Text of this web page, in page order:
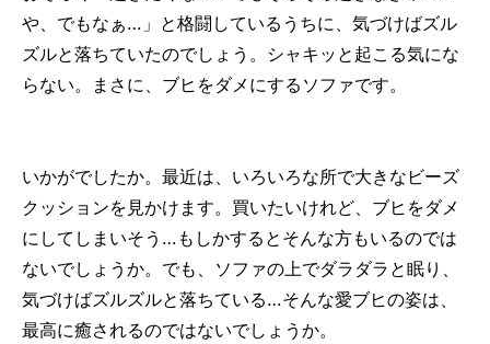
や、でもなぁ…」と格闘しているうちに、気づけばズル
ズルと落ちていたのでしょう。シャキッと起こる気にな
らない。まさに、ブヒをダメにするソファです。
いかがでしたか。最近は、いろいろな所で大きなビーズ
クッションを見かけます。買いたいけれど、ブヒをダメ
にしてしまいそう…もしかするとそんな方もいるのでは
ないでしょうか。でも、ソファの上でダラダラと眠り、
気づけばズルズルと落ちている…そんな愛ブヒの姿は、
最高に癒されるのではないでしょうか。